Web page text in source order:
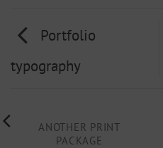
Portfolio
typography
ANOTHER PRINT
PACKAGE